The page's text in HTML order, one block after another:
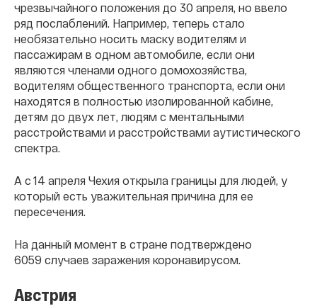
чрезвычайного положения до 30 апреля, но ввело
ряд послаблений. Например, теперь стало
необязательно носить маску водителям и
пассажирам в одном автомобиле, если они
являются членами одного домохозяйства,
водителям общественного транспорта, если они
находятся в полностью изолированной кабине,
детям до двух лет, людям с ментальными
расстройствами и расстройствами аутистического
спектра.
А с 14 апреля Чехия открыла границы для людей, у
который есть уважительная причина для ее
пересечения.
На данный момент в стране подтверждено
6059 случаев заражения коронавирусом.
Австрия